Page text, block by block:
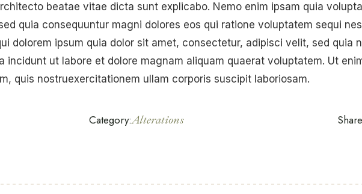
beatae vitae dicta sunt explicabo. Nemo enim ipsam quia
quia consequuntur magni dolores eos qui ratione voluptatem sequi
dolorem ipsum quia dolor sit amet, consectetur, adipisci velit, sed quia
incidunt ut labore et dolore magnam aliquam quaerat voluptatem. Ut
quis nostruexercitationem ullam corporis suscipit laboriosam.
Category:Alterations